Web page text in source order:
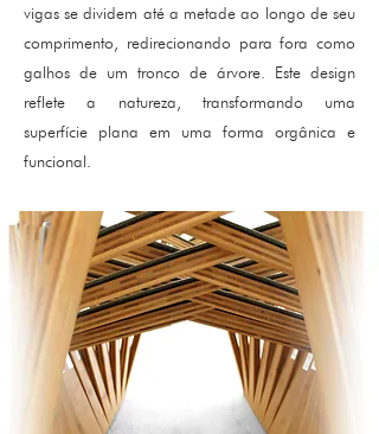
vigas se dividem até a metade ao longo de seu
comprimento, redirecionando para fora como
galhos de um tronco de árvore. Este design
reflete a natureza, transformando uma
superfície plana em uma forma orgânica e
funcional.